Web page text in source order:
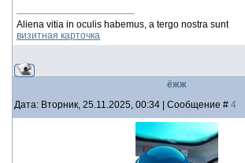
Aliena vitia in oculis habemus, a tergo nostra sunt
визитная карточка
ёжж
Дата: Вторник, 25.11.2025, 00:34 | Сообщение # 4